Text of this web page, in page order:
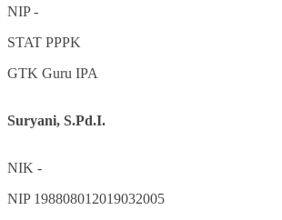
NIP-
STAT PPPK
GTK Guru IPA
Suryani, S.Pd.I.
NIK -
NIP 198808012019032005